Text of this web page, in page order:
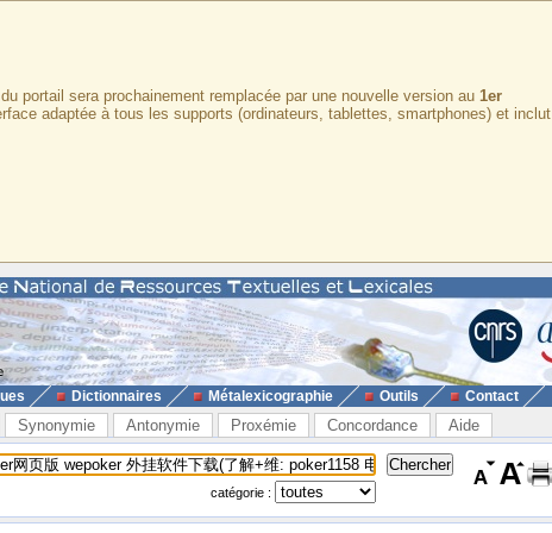
portail sera prochainement remplacée par une nouvelle version au 1er
adaptée à tous les supports (ordinateurs, tablettes, smartphones) et inclut
Dictionnaires Métalexicographie Outils Contact
Synonymie Antonymie Proxémie Concordance Aide
catégorie :